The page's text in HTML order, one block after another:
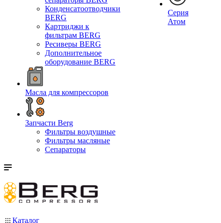
Конденсатоотводчики
BERG
Картриджи к
фильтрам BERG
Ресиверы BERG
Дополнительное
оборудование BERG
Масла для компрессоров
Запчасти Berg
Фильтры воздушные
Фильтры масляные
Сепараторы
Серия
Атом
Каталог